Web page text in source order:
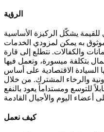
الرؤية
يشكّل الركيزة الأساسية
به يمكن لمزودي الخدمات
والكفالات. نتطلع إلى قارة
بتكلفة ميسورة، وتعمل فيها
السيادة الاقتصادية على أساس
والرخاء المشترك. من خلال
للتوسع ومستداماً يعود بالنفع
كيف نعمل